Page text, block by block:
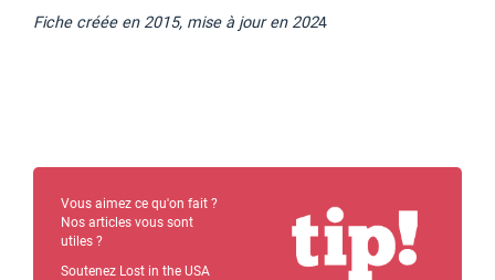
Fiche créée en 2015, mise à jour en 2024
Vous aimez ce qu'on fait ?
Nos articles vous sont
utiles ?
Soutenez Lost in the USA